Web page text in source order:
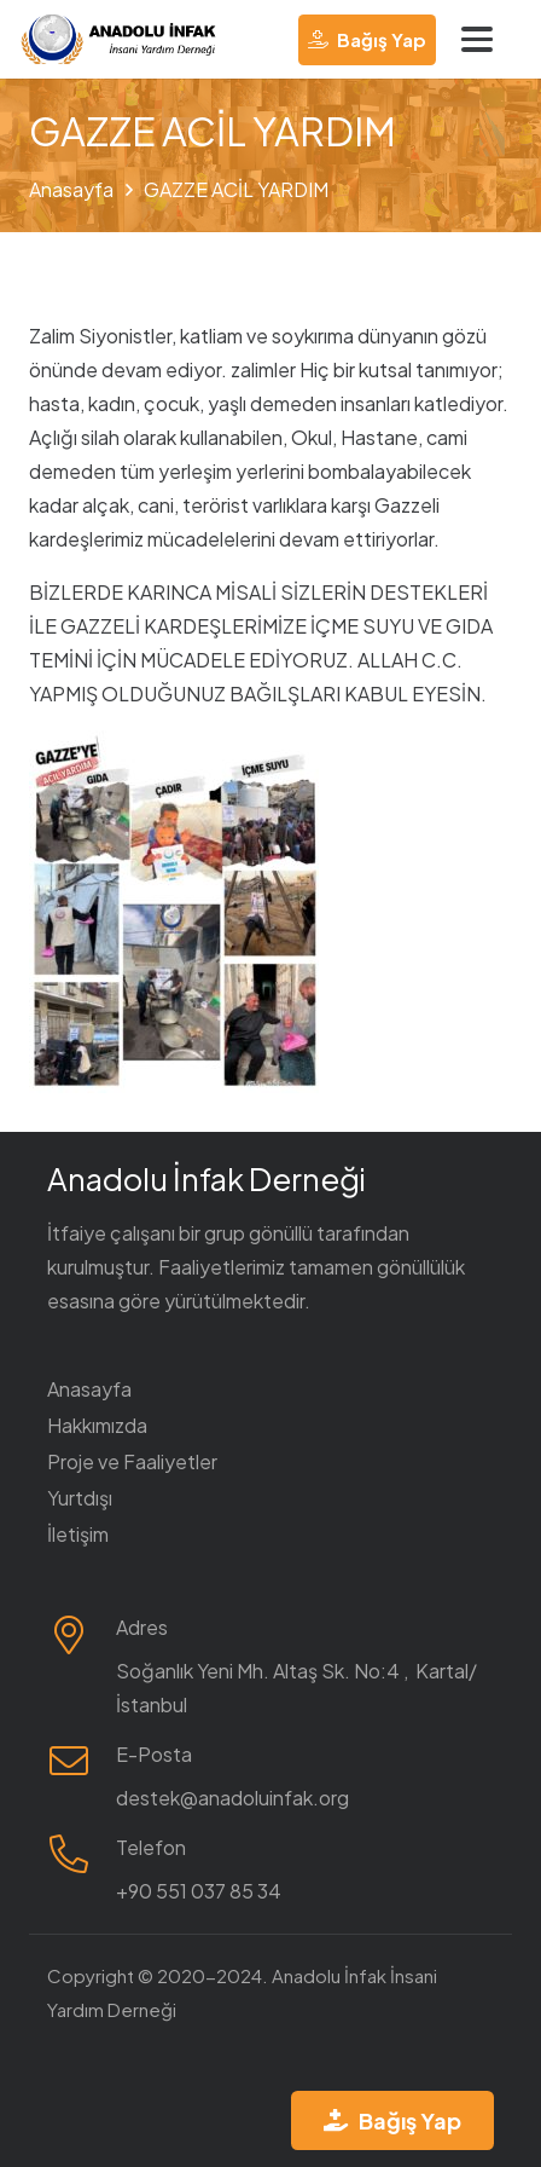
Bağış Yap
GAZZE ACİL YARDIM
Anasayfa GAZZE ACİL YARDIM
Zalim Siyonistler, katliam ve soykırıma dünyanın gözü
önünde devam ediyor. zalimler Hiç bir kutsal tanımıyor;
hasta, kadın, çocuk, yaşlı demeden insanları katlediyor.
Açlığı silah olarak kullanabilen, Okul, Hastane, cami
demeden tüm yerleşim yerlerini bombalayabilecek
kadar alçak, cani, terörist varlıklara karşı Gazzeli
kardeşlerimiz mücadelelerini devam ettiriyorlar.
BİZLERDE KARINCA MİSALİ SİZLERİN DESTEKLERİ
İLE GAZZELİ KARDEŞLERİMİZE İÇME SUYU VE GIDA
TEMİNİ İÇİN MÜCADELE EDİYORUZ. ALLAH C.C.
YAPMIŞ OLDUĞUNUZ BAĞILŞLARI KABUL EYESİN.
Anadolu İnfak Derneği
İtfaiye çalışanı bir grup gönüllü tarafından
kurulmuştur. Faaliyetlerimiz tamamen gönüllülük
esasına göre yürütülmektedir.
Anasayfa
Hakkımızda
Proje ve Faaliyetler
Yurtdışı
İletişim
Adres
Soğanlık Yeni Mh. Altaş Sk. No:4 , Kartal/
İstanbul
E-Posta
destek@anadoluinfak.org
Telefon
+90 551 037 85 34
Copyright © 2020-2024. Anadolu İnfak İnsani
Yardım Derneği
Bağış Yap